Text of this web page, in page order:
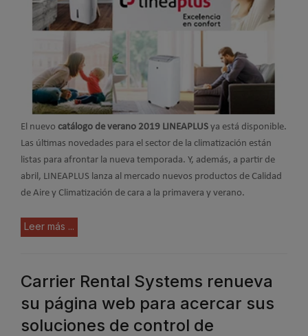
El nuevo catálogo de verano 2019 LINEAPLUS ya está disponible.
Las últimas novedades para el sector de la climatización están
listas para afrontar la nueva temporada. Y, además, a partir de
abril, LINEAPLUS lanza al mercado nuevos productos de Calidad
de Aire y Climatización de cara a la primavera y verano.
Leer más ...
Carrier Rental Systems renueva
su página web para acercar sus
soluciones de control de